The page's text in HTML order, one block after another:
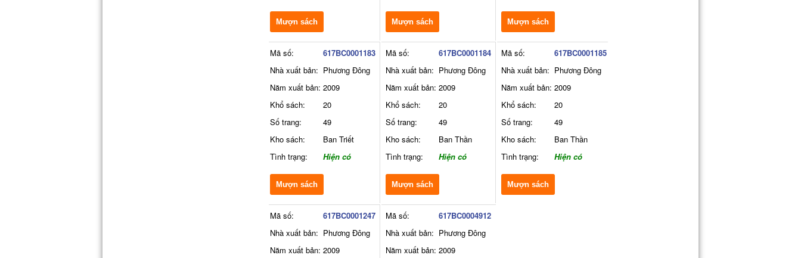
Mượn sách Mượn sách Mượn sách
Mã số:
617BC0001183
Nhà xuất bản: Phương Đông
Năm xuất bản: 2009
Khổ sách:
20
Số trang:
49
Kho sách:
Ban Triết
Tình trạng:
Hiện có
Mượn sách
Mã số:
617BC0001184
Nhà xuất bản: Phương Đông
Năm xuất bản: 2009
Khổ sách:
20
Số trang:
49
Kho sách:
Ban Thần
Tình trạng:
Hiện có
Mượn sách
Mã số:
617BC0001185
Nhà xuất bản: Phương Đông
Năm xuất bản: 2009
Khổ sách:
20
Số trang:
49
Kho sách:
Ban Thần
Tình trạng:
Hiện có
Mượn sách
Mã số:
617BC0001247
Nhà xuất bản: Phương Đông
Năm xuất bản: 2009
Mã số:
617BC0004912
Nhà xuất bản: Phương Đông
Năm xuất bản: 2009